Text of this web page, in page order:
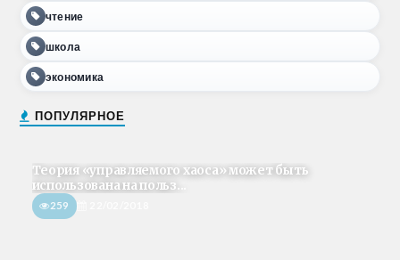
чтение
школа
экономика
ПОПУЛЯРНОЕ
Теория «управляемого хаоса» может быть
использована на польз...
259